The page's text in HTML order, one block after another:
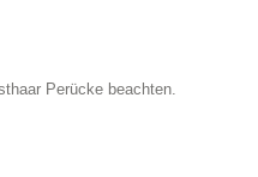
Perücke beachten.